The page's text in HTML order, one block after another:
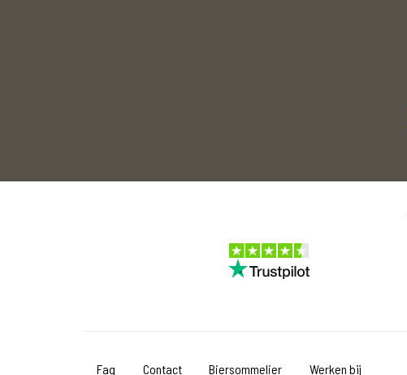
Faq Contact Biersommelier Werken bij